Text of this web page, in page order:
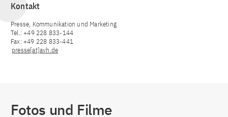
Kontakt
Presse, Kommunikation und Marketing
Tel.: +49 228 833-144
Fax: +49 228 833-441
presse[at]avh.de
Fotos und Filme